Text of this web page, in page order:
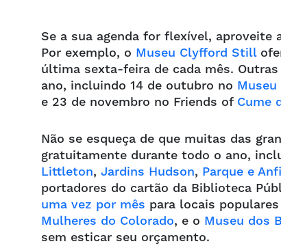
Se a sua agenda for flexível,
Por exemplo, o Museu Clyfford Still
última sexta-feira de cada mês.
ano, incluindo 14 de outubro no Museu
e 23 de novembro no Friends of Cume
Não se esqueça de que muitas das
gratuitamente durante todo o ano,
Littleton, Jardins Hudson, Parque e
portadores do cartão da Biblioteca
uma vez por mês para locais
Mulheres do Colorado, e o Museu dos
sem esticar seu orçamento.